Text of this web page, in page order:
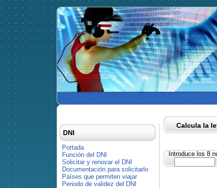
Calcula la
Introduce los 8
DNI
Portada
Función del DNI
Solicitar y renovar el DNI
Documentación para solicitarlo
Países que permiten viajar
Periodo de validez del DNI